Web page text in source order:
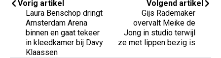
Vorig artikel
Laura Benschop dringt
Amsterdam Arena
binnen en gaat tekeer
in kleedkamer bij Davy
Klaassen
Volgend artikel
Gijs Rademaker
overvalt Meike de
Jong in studio terwijl
ze met lippen bezig is